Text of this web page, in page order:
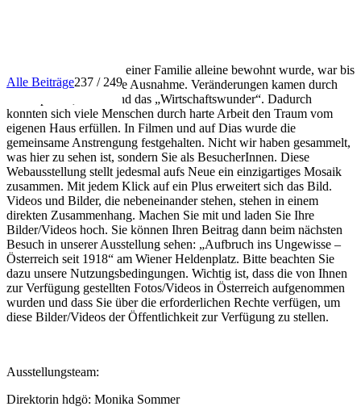
Dass ein Haus nur von einer Familie alleine bewohnt wurde, war bis
in die 1950er Jahre eine Ausnahme. Veränderungen kamen durch
Förderpolitik, Autos und das „Wirtschaftswunder“. Dadurch
konnten sich viele Menschen durch harte Arbeit den Traum vom
eigenen Haus erfüllen. In Filmen und auf Dias wurde die
gemeinsame Anstrengung festgehalten. Nicht wir haben gesammelt,
was hier zu sehen ist, sondern Sie als BesucherInnen. Diese
Webausstellung stellt jedesmal aufs Neue ein einzigartiges Mosaik
zusammen. Mit jedem Klick auf ein Plus erweitert sich das Bild.
Videos und Bilder, die nebeneinander stehen, stehen in einem
direkten Zusammenhang. Machen Sie mit und laden Sie Ihre
Bilder/Videos hoch. Sie können Ihren Beitrag dann beim nächsten
Besuch in unserer Ausstellung sehen: „Aufbruch ins Ungewisse –
Österreich seit 1918“ am Wiener Heldenplatz. Bitte beachten Sie
dazu unsere Nutzungsbedingungen. Wichtig ist, dass die von Ihnen
zur Verfügung gestellten Fotos/Videos in Österreich aufgenommen
wurden und dass Sie über die erforderlichen Rechte verfügen, um
diese Bilder/Videos der Öffentlichkeit zur Verfügung zu stellen.
Ausstellungsteam:
Direktorin hdgö: Monika Sommer
Alle Beiträge237 / 249